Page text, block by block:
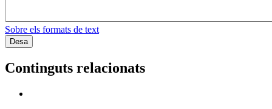
Sobre els formats de text
Continguts relacionats